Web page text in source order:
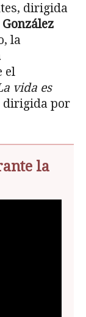
dirigida
la
el
vida es
dirigida por
la